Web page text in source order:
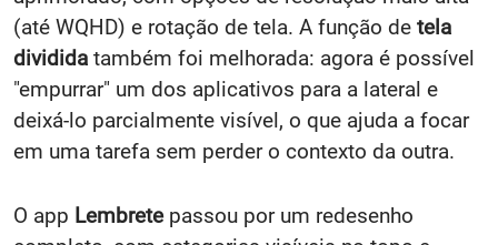
(até WQHD) e rotação de tela. A função de tela
dividida também foi melhorada: agora é possível
"empurrar" um dos aplicativos para a lateral e
deixá-lo parcialmente visível, o que ajuda a focar
em uma tarefa sem perder o contexto da outra.
O app Lembrete passou por um redesenho